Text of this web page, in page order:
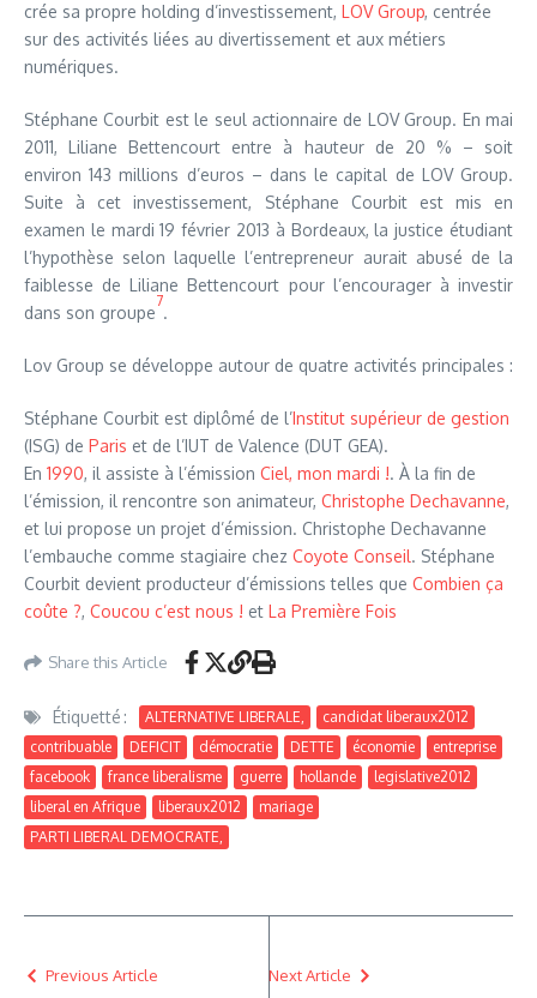
crée sa propre holding d’investissement, LOV Group, centrée
sur des activités liées au divertissement et aux métiers
numériques.
Stéphane Courbit est le seul actionnaire de LOV Group. En mai
2011, Liliane Bettencourt entre à hauteur de 20 % – soit
environ 143 millions d’euros – dans le capital de LOV Group.
Suite à cet investissement, Stéphane Courbit est mis en
examen le mardi 19 février 2013 à Bordeaux, la justice étudiant
l’hypothèse selon laquelle l’entrepreneur aurait abusé de la
faiblesse de Liliane Bettencourt pour l’encourager à investir
dans son groupe
7
.
Lov Group se développe autour de quatre activités principales :
Stéphane Courbit est diplômé de l’Institut supérieur de gestion
(ISG) de Paris et de l’IUT de Valence (DUT GEA).
En 1990, il assiste à l’émission Ciel, mon mardi !. À la fin de
l’émission, il rencontre son animateur, Christophe Dechavanne,
et lui propose un projet d’émission. Christophe Dechavanne
l’embauche comme stagiaire chez Coyote Conseil. Stéphane
Courbit devient producteur d’émissions telles que Combien ça
coûte ?, Coucou c’est nous ! et La Première Fois
Share this Article
Étiquetté : ALTERNATIVE LIBERALE,
candidat liberaux2012
contribuable
DEFICIT démocratie DETTE économie
entreprise
facebook
france liberalisme guerre hollande
legislative2012
liberal en Afrique
liberaux2012
mariage
PARTI LIBERAL DEMOCRATE,
Previous Article Next Article